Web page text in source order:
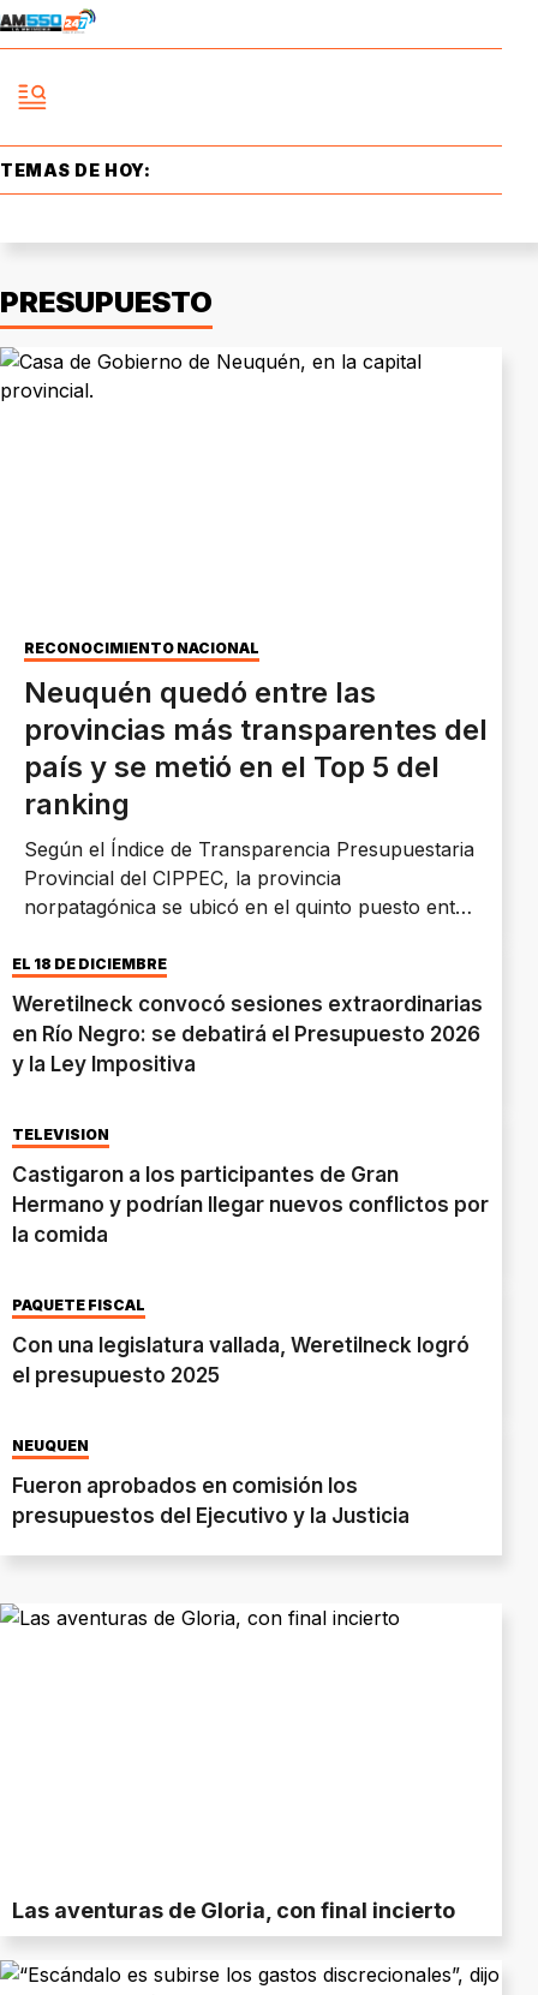
TEMAS DE HOY:
PRESUPUESTO
RECONOCIMIENTO NACIONAL
Neuquén quedó entre las
provincias más transparentes del
país y se metió en el Top 5 del
ranking
Según el Índice de Transparencia Presupuestaria
Provincial del CIPPEC, la provincia
norpatagónica se ubicó en el quinto puesto entre
es una política de Estado y una muestra de que
estamos haciendo las cosas bien”, expresó
Rolando Figueroa.
EL 18 DE DICIEMBRE
Weretilneck convocó sesiones extraordinarias
en Río Negro: se debatirá el Presupuesto 2026
y la Ley Impositiva
TELEVISIÓN
Castigaron a los participantes de Gran
Hermano y podrían llegar nuevos conflictos por
la comida
PAQUETE FISCAL
Con una legislatura vallada, Weretilneck logró
el presupuesto 2025
NEUQUÉN
Fueron aprobados en comisión los
presupuestos del Ejecutivo y la Justicia
Las aventuras de Gloria, con final incierto